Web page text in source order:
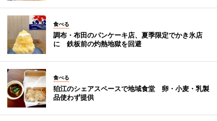
食べる
調布・布田のパンケーキ店、夏季限定でかき氷店
に 鉄板前の灼熱地獄を回避
食べる
狛江のシェアスペースで地域食堂 卵・小麦・乳製
品使わず提供